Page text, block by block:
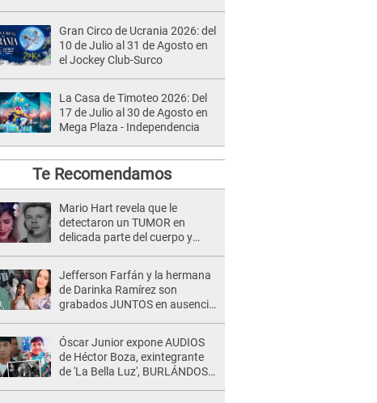
Gran Circo de Ucrania 2026: del
10 de Julio al 31 de Agosto en
el Jockey Club-Surco
La Casa de Timoteo 2026: Del
17 de Julio al 30 de Agosto en
Mega Plaza - Independencia
Te Recomendamos
Mario Hart revela que le
detectaron un TUMOR en
delicada parte del cuerpo y
Jefferson Farfán y la hermana
de Darinka Ramírez son
grabados JUNTOS en ausencia
va acompañada..."
Óscar Junior expone AUDIOS
de Héctor Boza, exintegrante
de 'La Bella Luz', BURLÁNDOSE